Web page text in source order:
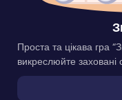
Проста та цікава гра
викреслюйте заховані